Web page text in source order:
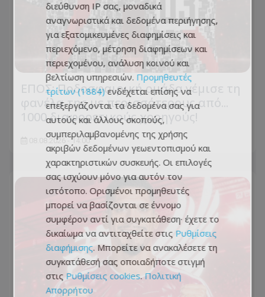
ΕΠΟΣ: Ποδοσφαιρική ομάδα γέμισε τη
φανέλα της με περισσότερους από...
1000 διαφορετικούς χορηγούς!
08.08.2026 - 14:00
διεύθυνση IP σας, μοναδικά
αναγνωριστικά και δεδομένα περιήγησης,
για εξατομικευμένες διαφημίσεις και
περιεχόμενο, μέτρηση διαφημίσεων και
περιεχομένου, ανάλυση κοινού και
βελτίωση υπηρεσιών. Προμηθευτές
τρίτων (1884) ενδέχεται επίσης να
επεξεργάζονται τα δεδομένα σας για
αυτούς και άλλους σκοπούς,
συμπεριλαμβανομένης της χρήσης
ακριβών δεδομένων γεωεντοπισμού και
χαρακτηριστικών συσκευής. Οι επιλογές
σας ισχύουν μόνο για αυτόν τον
ιστότοπο. Ορισμένοι προμηθευτές
μπορεί να βασίζονται σε έννομο
συμφέρον αντί για συγκατάθεση· έχετε το
δικαίωμα να αντιταχθείτε στις Ρυθμίσεις
διαφήμισης. Μπορείτε να ανακαλέσετε τη
συγκατάθεσή σας οποιαδήποτε στιγμή
στις Ρυθμίσεις cookies.Πολιτική
Απορρήτου